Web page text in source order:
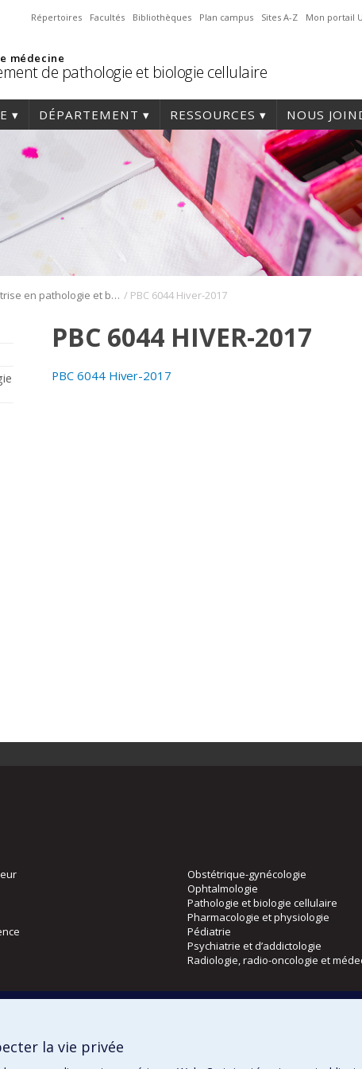
Répertoires Facultés Bibliothèques Plan campus Sites A-Z Mon portail
médecine
de pathologie et biologie cellulaire
DÉPARTEMENT RESSOURCES NOUS
Maîtrise en pathologie et biologie cellulaire EN RÉVISION / PBC 6044 Hiver-2017
PBC 6044 HIVER-2017
PBC 6044 Hiver-2017
Obstétrique-gynécologie
Ophtalmologie
Pathologie et biologie cellulaire
Pharmacologie et physiologie
Pédiatrie
Psychiatrie et d’addictologie
Radiologie, radio-oncologie et
la vie privée